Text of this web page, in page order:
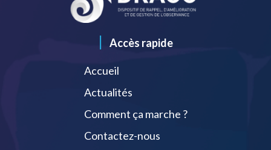
| Accès rapide
Accueil
Actualités
Comment ça marche ?
Contactez-nous